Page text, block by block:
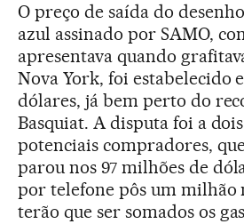
O preço de saída do
azul assinado por SAMO,
apresentava quando
Nova York, foi estabelecido
dólares, já bem perto do
Basquiat. A disputa foi a
potenciais compradores,
parou nos 97 milhões de
por telefone pôs um milhão
terão que ser somados os